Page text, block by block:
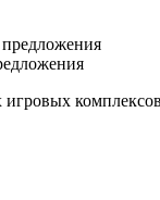
игровых